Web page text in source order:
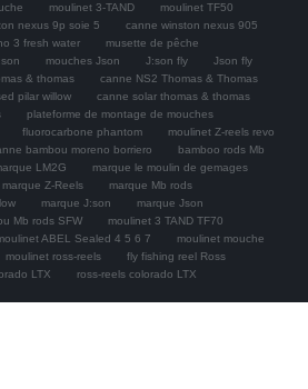
moulinet 3-TAND
moulinet TF50
nexus 9p soie 5
canne winston nexus 905
3 fresh water
musette de pêche
mouches Json J:son fly
Json fly
& thomas
canne NS2 Thomas & Thomas
pilar willow
canne solar thomas & thomas
plateforme de montage de mouches
fluorocarbone phantom
moulinet Z-reels revo
bambou moreno borriero
bamboo rods Mb
LM2G
marque le moulin de gemages
marque Z-Reels
marque Mb rods
marque J:son
marque Json
Mb rods SFW
moulinet 3 TAND TF70
ABEL Sealed 4 5 6 7
moulinet mouche
moulinet ross-reels
fly fishing reel Ross
LTX ross-reels colorado LTX